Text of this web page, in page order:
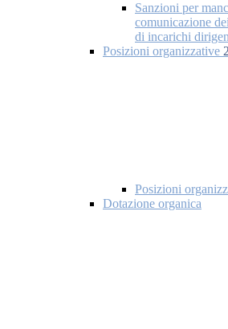
Sanzioni per
comunicazione
di incarichi
Posizioni organizzative 2
Posizioni
Dotazione organica